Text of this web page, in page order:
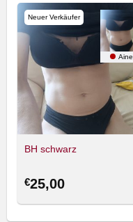
Neuer Verkäufer
Aine
BH schwarz
€25,00